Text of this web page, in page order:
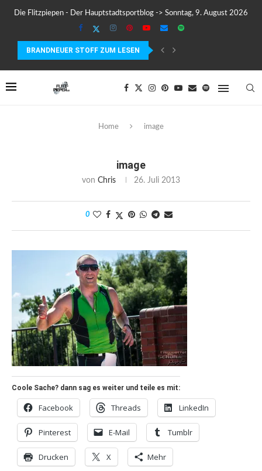
Die Flitzpiepen - Der Hauptstadtsportblog -> Sonntag, 9. August 2026
BRANDNEUER STOFF ZUM LESEN
COROS PACE 4 IM TEST – LEICHT, SCHNELL...
Home image
image
von Chris 26. Juli 2013
0
Coole Sache? dann sag es weiter und teile es mit:
Facebook Threads LinkedIn
Pinterest E-Mail Tumblr
Drucken X Mehr